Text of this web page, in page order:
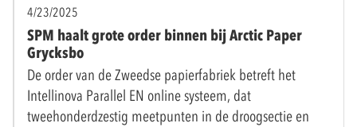
4/23/2025
SPM haalt grote order binnen bij Arctic Paper
Grycksbo
De order van de Zweedse papierfabriek betreft het
Intellinova Parallel EN online systeem, dat
tweehonderdzestig meetpunten in de droogsectie en